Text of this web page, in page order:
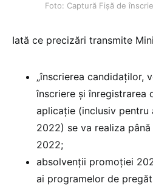
Foto: Captură Fișă de
Iată ce precizări transmite
„înscrierea candidaților,
înscriere și înregistrarea
aplicație (inclusiv
2022) se va realiza
2022;
absolvenții promoției
ai programelor de